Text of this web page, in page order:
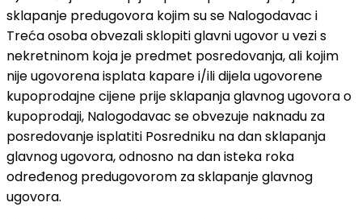
sklapanje predugovora kojim su se Nalogodavac i
Treća osoba obvezali sklopiti glavni ugovor u vezi s
nekretninom koja je predmet posredovanja, ali kojim
nije ugovorena isplata kapare i/ili dijela ugovorene
kupoprodajne cijene prije sklapanja glavnog ugovora o
kupoprodaji, Nalogodavac se obvezuje naknadu za
posredovanje isplatiti Posredniku na dan sklapanja
glavnog ugovora, odnosno na dan isteka roka
određenog predugovorom za sklapanje glavnog
ugovora.